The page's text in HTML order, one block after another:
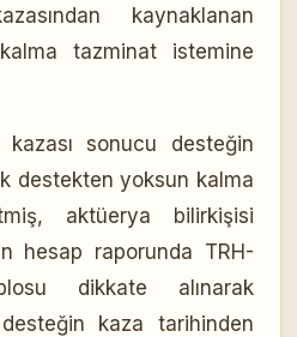
kaynaklanan
tazminat istemine
sonucu desteğin
destekten yoksun kalma
aktüerya bilirkişisi
hesap raporunda TRH-
dikkate alınarak
kaza tarihinden